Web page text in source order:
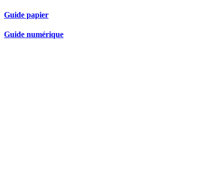
Guide papier
Guide numérique